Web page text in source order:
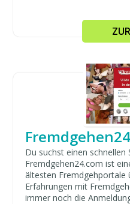
Du suchst einen schnellen
Fremdgehen24.com ist
ältesten Fremdgehportale
Erfahrungen mit
immer noch die